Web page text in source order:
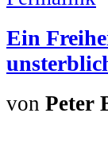
Ein
von Peter